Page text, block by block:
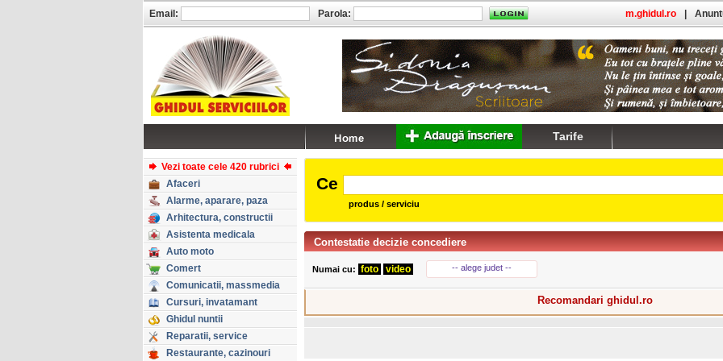
Vezi toate cele 420 rubrici
Afaceri
Alarme, aparare, paza
Arhitectura, constructii
Asistenta medicala
Auto moto
Comert
Comunicatii, massmedia
Cursuri, invatamant
Ghidul nuntii
Reparatii, service
Restaurante, cazinouri
Ce
produs / serviciu
Contestatie decizie concediere
Numai cu: foto video -- alege judet --
Recomandari ghidul.ro
Email: Parola: m.ghidul.ro
Tarife